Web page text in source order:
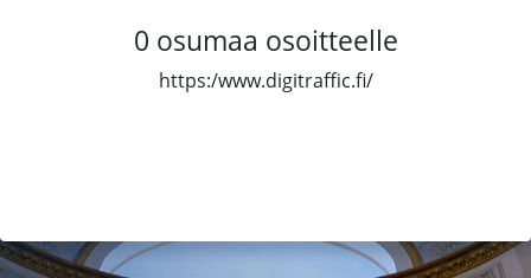
0 osumaa osoitteelle
https:/www.digitraffic.fi/